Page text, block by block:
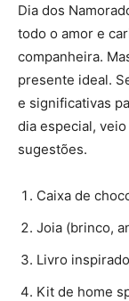
Dia dos
todo o amor e
companheira.
presente ideal.
e significativas
dia especial,
sugestões.
Caixa de
Joia (brinco,
Livro
Kit de home